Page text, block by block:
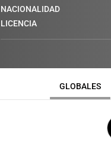
NACIONALIDAD
LICENCIA
GLOBALES